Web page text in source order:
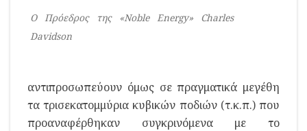
Ο Πρόεδρος της «Noble Energy» Charles
Davidson
αντιπροσωπεύουν όμως σε πραγματικά μεγέθη
τα τρισεκατομμύρια κυβικών ποδιών (τ.κ.π.) που
προαναφέρθηκαν συγκρινόμενα με το